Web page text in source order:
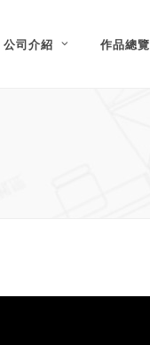
公司介紹 作品總覽